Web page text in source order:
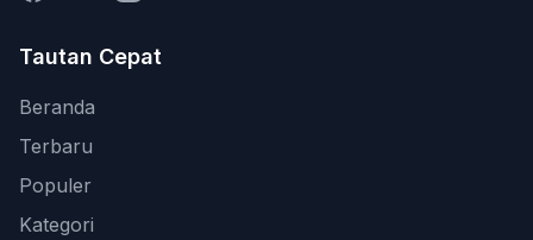
Tautan Cepat
Beranda
Terbaru
Populer
Kategori